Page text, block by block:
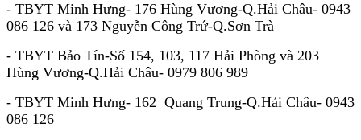
- TBYT Minh Hưng- 176 Hùng Vương-Q.Hải Châu- 0943
086 126 và 173 Nguyễn Công Trứ-Q.Sơn Trà
- TBYT Bảo Tín-Số 154, 103, 117 Hải Phòng và 203
Hùng Vương-Q.Hải Châu- 0979 806 989
- TBYT Minh Hưng- 162 Quang Trung-Q.Hải Châu- 0943
086 126